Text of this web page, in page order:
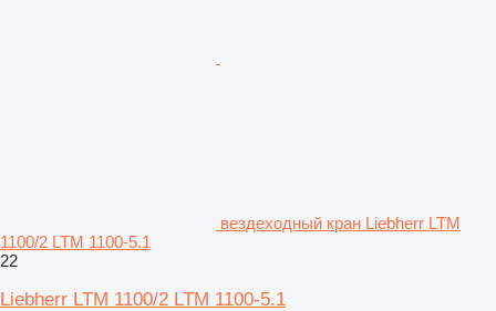
вездеходный кран Liebherr LTM
1100/2 LTM 1100-5.1
22
Liebherr LTM 1100/2 LTM 1100-5.1